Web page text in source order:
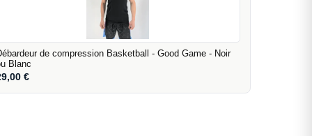
de compression Basketball - Good Game - Noir
Blanc
€